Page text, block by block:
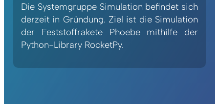
Die Systemgruppe Simulation befindet sich
derzeit in Gründung. Ziel ist die Simulation
der Feststoffrakete Phoebe mithilfe der
Python-Library RocketPy.